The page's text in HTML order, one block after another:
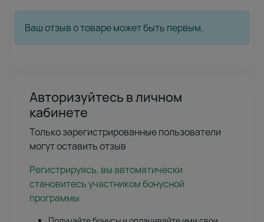
Ваш отзыв о товаре может быть первым.
Авторизуйтесь в личном
кабинете
Только зарегистрированные пользователи
могут оставить отзыв
Регистрируясь, вы автоматически
становитесь участником бонусной
программы